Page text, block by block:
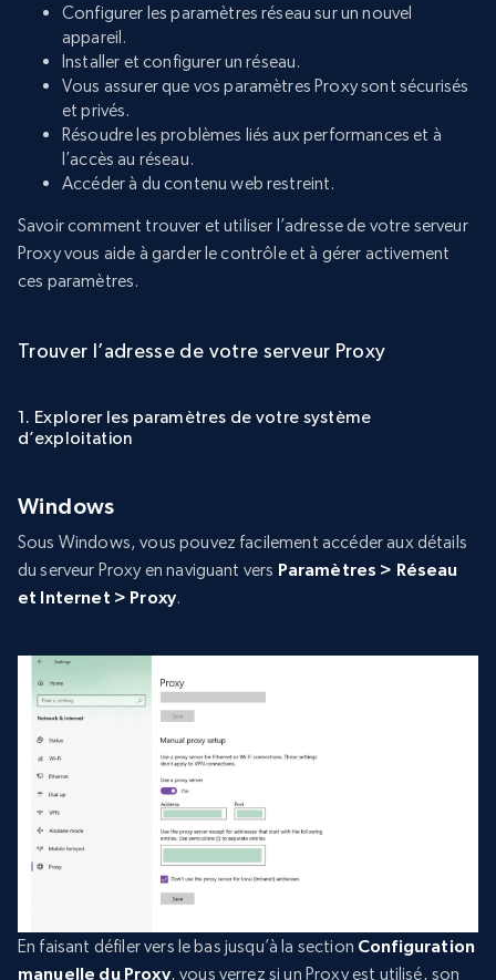
Configurer les paramètres réseau sur un nouvel
appareil.
Installer et configurer un réseau.
Vous assurer que vos paramètres Proxy sont sécurisés
et privés.
Résoudre les problèmes liés aux performances et à
l’accès au réseau.
Accéder à du contenu web restreint.
Savoir comment trouver et utiliser l’adresse de votre serveur
Proxy vous aide à garder le contrôle et à gérer activement
ces paramètres.
Trouver l’adresse de votre serveur Proxy
1. Explorer les paramètres de votre système
d’exploitation
Windows
Sous Windows, vous pouvez facilement accéder aux détails
du serveur Proxy en naviguant vers Paramètres > Réseau
et Internet > Proxy.
En faisant défiler vers le bas jusqu’à la section Configuration
manuelle du Proxy, vous verrez si un Proxy est utilisé, son